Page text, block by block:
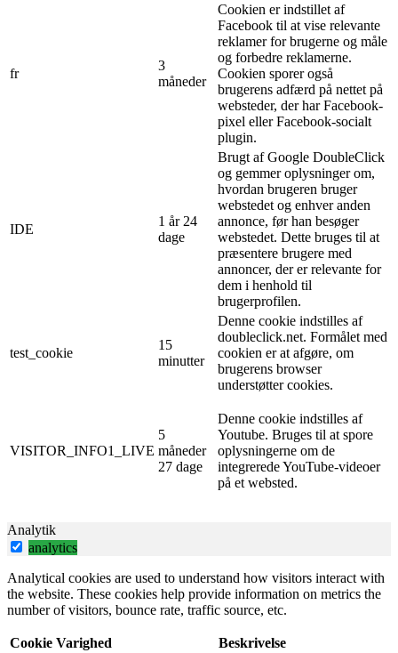
fr
3
måneder
Cookien er indstillet af
Facebook til at vise relevante
reklamer for brugerne og måle
og forbedre reklamerne.
Cookien sporer også
brugerens adfærd på nettet på
websteder, der har Facebook-
pixel eller Facebook-socialt
plugin.
IDE
1 år 24
dage
Brugt af Google DoubleClick
og gemmer oplysninger om,
hvordan brugeren bruger
webstedet og enhver anden
annonce, før han besøger
webstedet. Dette bruges til at
præsentere brugere med
annoncer, der er relevante for
dem i henhold til
brugerprofilen.
test_cookie
15
minutter
Denne cookie indstilles af
doubleclick.net. Formålet med
cookien er at afgøre, om
brugerens browser
understøtter cookies.
VISITOR_INFO1_LIVE
5
måneder
27 dage
Denne cookie indstilles af
Youtube. Bruges til at spore
oplysningerne om de
integrerede YouTube-videoer
på et websted.
Analytik
analytics
Analytical cookies are used to understand how visitors interact with
the website. These cookies help provide information on metrics the
number of visitors, bounce rate, traffic source, etc.
Cookie Varighed Beskrivelse